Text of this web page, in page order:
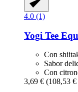
4.0 (1)
Yogi Tee
Con
Sabor
Con
3,69 € (108,53